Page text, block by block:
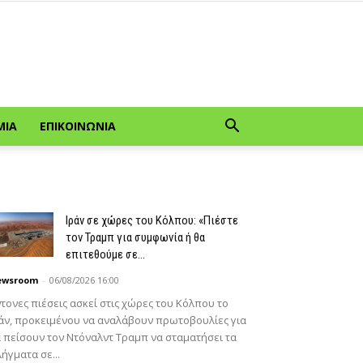
ΕΠΙΚΟΙΝΩΝΊΑ
Ιράν σε χώρες του Κόλπου: «Πιέστε
τον Τραμπ για συμφωνία ή θα
επιτεθούμε σε...
- 06/08/2026 16:00
πιέσεις ασκεί στις χώρες του Κόλπου το
προκειμένου να αναλάβουν πρωτοβουλίες για
πείσουν τον Ντόναλντ Τραμπ να σταματήσει τα
σε...